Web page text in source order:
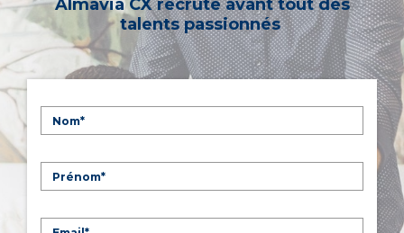
Almavia CX recrute avant tout des
talents passionnés